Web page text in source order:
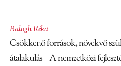
Balogh Réka
Csökkenő források, növekvő
átalakulás – A nemzetközi